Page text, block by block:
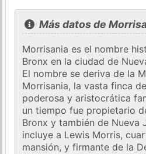
Más datos de
Morrisania es el nombre
Bronx en la ciudad de
El nombre se deriva de la
Morrisania, la vasta finca
poderosa y aristocrática
un tiempo fue propietario
Bronx y también de Nueva
incluye a Lewis Morris,
mansión, y firmante de la